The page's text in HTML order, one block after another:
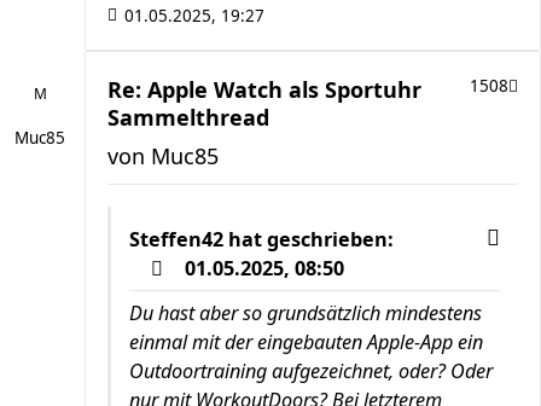
01.05.2025, 19:27
Muc85
Re: Apple Watch als Sportuhr
Sammelthread
1508
von Muc85
Steffen42 hat geschrieben:
01.05.2025, 08:50
Du hast aber so grundsätzlich mindestens
einmal mit der eingebauten Apple-App ein
Outdoortraining aufgezeichnet, oder? Oder
nur mit WorkoutDoors? Bei letzterem